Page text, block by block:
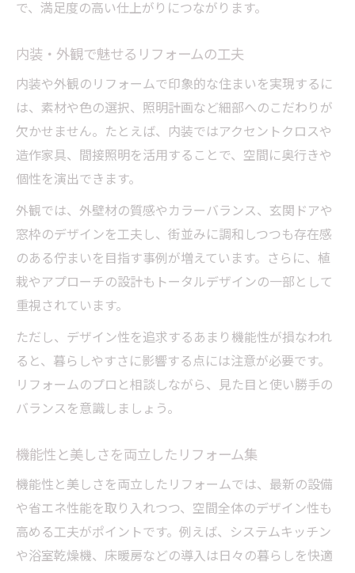
で、満足度の高い仕上がりにつながります。
内装・外観で魅せるリフォームの工夫
内装や外観のリフォームで印象的な住まいを実現するに
は、素材や色の選択、照明計画など細部へのこだわりが
欠かせません。たとえば、内装ではアクセントクロスや
造作家具、間接照明を活用することで、空間に奥行きや
個性を演出できます。
外観では、外壁材の質感やカラーバランス、玄関ドアや
窓枠のデザインを工夫し、街並みに調和しつつも存在感
のある佇まいを目指す事例が増えています。さらに、植
栽やアプローチの設計もトータルデザインの一部として
重視されています。
ただし、デザイン性を追求するあまり機能性が損なわれ
ると、暮らしやすさに影響する点には注意が必要です。
リフォームのプロと相談しながら、見た目と使い勝手の
バランスを意識しましょう。
機能性と美しさを両立したリフォーム集
機能性と美しさを両立したリフォームでは、最新の設備
や省エネ性能を取り入れつつ、空間全体のデザイン性も
高める工夫がポイントです。例えば、システムキッチン
や浴室乾燥機、床暖房などの導入は日々の暮らしを快適